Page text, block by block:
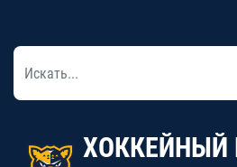
ХОККЕЙНЫЙ